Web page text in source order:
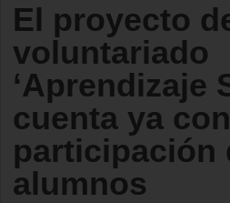
El proyecto
voluntariado
‘Aprendizaje
cuenta ya
participación
alumnos